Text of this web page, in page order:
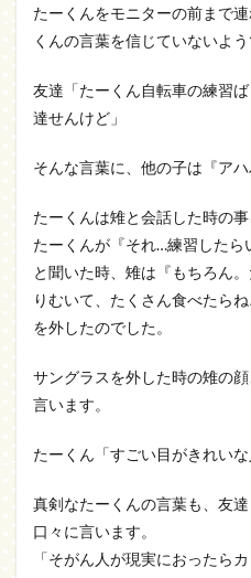
たーくんをモニターの前まで
くんの言葉を信じていないよう
友達「たーくん自転車の練習
達せんけど」
そんな言葉に、他の子は『ア
たーくんは雉と会話した時の事
たーくんが『それ…練習したら
と聞いた時、雉は『もちろん
りむいて、たくさん食べたら
を外したのでした。
サングラスを外した時の雉の
言います。
たーくん「すごい目がきれいな
真剣なたーくんの言葉も、友
口々に言います。
「そがん人が現実におったら